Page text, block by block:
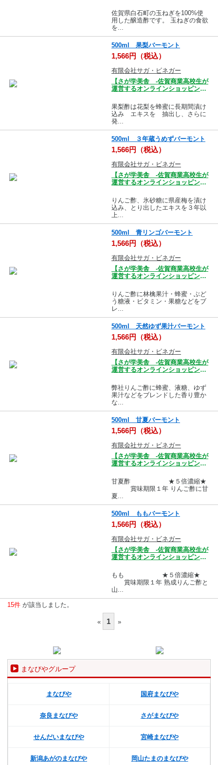
佐賀県白石町の玉ねぎを100%使
用した醸造酢です。 玉ねぎの食欲
を...
500ml 果梨バーモント
1,566円（税込）
有限会社サガ・ビネガー
【さが学美舎 -佐賀商業高校生が
運営するオンラインショッピング
果梨酢は花梨を蜂蜜に長期間漬け
込み エキスを 抽出し、さらに
発...
500ml ３年蔵うめずバーモント
1,566円（税込）
有限会社サガ・ビネガー
【さが学美舎 -佐賀商業高校生が
運営するオンラインショッピング
りんご酢、氷砂糖に県産梅を漬け
込み、とり出したエキスを３年以
上...
500ml 青リンゴバーモント
1,566円（税込）
有限会社サガ・ビネガー
【さが学美舎 -佐賀商業高校生が
運営するオンラインショッピング
りんご酢に林檎果汁・蜂蜜・ぶど
う糖液・ビタミン・果糖などをブ
レ...
500ml 天然ゆず果汁バーモント
1,566円（税込）
有限会社サガ・ビネガー
【さが学美舎 -佐賀商業高校生が
運営するオンラインショッピング
弊社りんご酢に蜂蜜、液糖、ゆず
果汁などをブレンドした香り豊か
な...
500ml 甘夏バーモント
1,566円（税込）
有限会社サガ・ビネガー
【さが学美舎 -佐賀商業高校生が
運営するオンラインショッピング
甘夏酢 ★５倍濃縮★
賞味期限１年 りんご酢に甘
夏...
500ml ももバーモント
1,566円（税込）
有限会社サガ・ビネガー
【さが学美舎 -佐賀商業高校生が
運営するオンラインショッピング
もも ★５倍濃縮★
賞味期限１年 熟成りんご酢と
山...
15件 が該当しました。
« 1 »
まなびやグループ
まなびや 国府まなびや
奈良まなびや さがまなびや
せんだいまなびや 宮崎まなびや
新潟あがのまなびや 岡山たまのまなびや